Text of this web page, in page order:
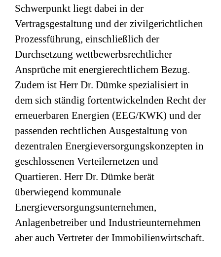
Schwerpunkt liegt dabei in der
Vertragsgestaltung und der zivilgerichtlichen
Prozessführung, einschließlich der
Durchsetzung wettbewerbsrechtlicher
Ansprüche mit energierechtlichem Bezug.
Zudem ist Herr Dr. Dümke spezialisiert in
dem sich ständig fortentwickelnden Recht der
erneuerbaren Energien (EEG/KWK) und der
passenden rechtlichen Ausgestaltung von
dezentralen Energieversorgungskonzepten in
geschlossenen Verteilernetzen und
Quartieren. Herr Dr. Dümke berät
überwiegend kommunale
Energieversorgungsunternehmen,
Anlagenbetreiber und Industrieunternehmen
aber auch Vertreter der Immobilienwirtschaft.